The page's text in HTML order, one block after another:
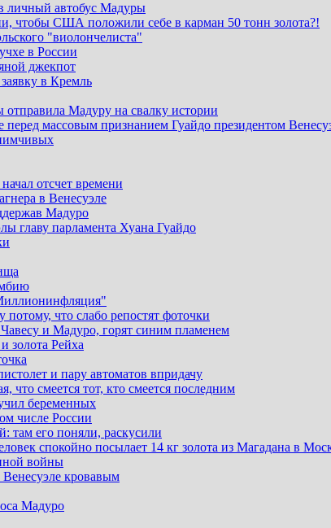
личный автобус Мадуры
чтобы США положили себе в карман 50 тонн золота?!
"виолончелиста"
в России
джекпот
в Кремль
Мадуру на свалку истории
перед массовым признанием Гуайдо президентом
отсчет времени
в Венесуэле
Мадуро
главу парламента Хуана Гуайдо
что слабо репостят фоточки
и Мадуро, горят синим пламенем
золота Рейха
и пару автоматов впридачу
что смеется тот, кто смеется последним
беременных
числе России
там его поняли, раскусили
спокойно посылает 14 кг золота из Магадана в
войны
кровавым
Мадуро